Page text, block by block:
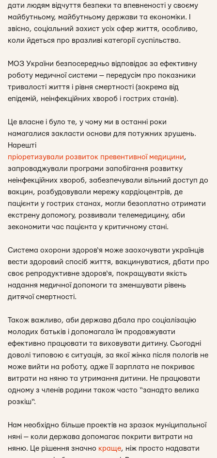
дати людям відчуття безпеки та впевненості у своєму
майбутньому, майбутньому держави та економіки. І
звісно, соціальний захист усіх сфер життя, особливо,
коли йдеться про вразливі категорії суспільства.
МОЗ України безпосередньо відповідає за ефективну
роботу медичної системи — передусім про показники
тривалості життя і рівня смертності (зокрема від
епідемій, неінфекційних хвороб і гострих станів).
Це власне і було те, у чому ми в останні роки
намагалися закласти основи для потужних зрушень.
Нарешті
пріоретизували розвиток превентивної медицини,
запроваджували програми запобігання розвитку
неінфекційних хвороб, забезпечували вільний доступ до
вакцин, розбудовували мережу кардіоцентрів, де
пацієнти у гострих станах, могли безоплатно отримати
екстрену допомогу, розвивали телемедицину, аби
зекономити час пацієнта у критичному стані.
Система охорони здоров‘я може заохочувати українців
вести здоровий спосіб життя, вакцинуватися, дбати про
своє репродуктивне здоров‘я, покращувати якість
надання медичної допомоги та зменшувати рівень
дитячої смертності.
Також важливо, аби держава дбала про соціалізацію
молодих батьків і допомагала їм продовжувати
ефективно працювати та виховувати дитину. Сьогодні
доволі типовою є ситуація, за якої жінка після пологів не
може вийти на роботу, адже її зарплата не покриває
витрати на няню та утримання дитини. Не працювати
одному з членів родини також часто “занадто велика
розкіш“.
Нам необхідно більше проектів на зразок муніципальної
няні — коли держава допомагає покрити витрати на
няню. Це рішення значно краще, ніж просто надавати